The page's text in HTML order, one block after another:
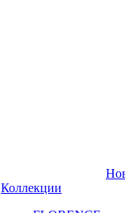
Коллекции